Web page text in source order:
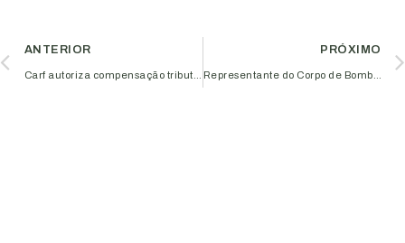
ANTERIOR PRÓXIMO